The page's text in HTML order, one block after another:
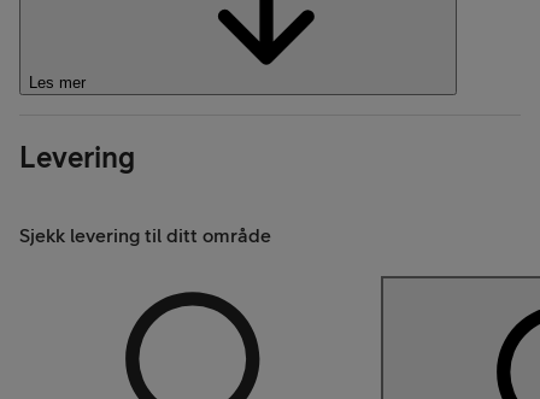
Les mer
Levering
Sjekk levering til ditt område